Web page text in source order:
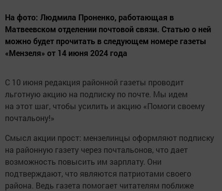
На фото: Людмила Проненко, работающая в
Матвеевском отделении почтовой связи. Статью о ней
можно будет прочитать в следующем номере газеты
«Мензеля» от 14 июня 2024 года
С 10 июня редакция районной газеты проводит
льготную акцию на подписку по почте. Мы идем
на этот шаг, чтобы усилить и акцию «Помоги своему
почтальону!»
Смысл акции прост: мензелинцы оформляют подписку
на районную газету через почтальонов, что дает
возможность повысить им зарплату. Они
подтверждают, что являются патриотами своего
района. Ведь газета помогает читателям поближе